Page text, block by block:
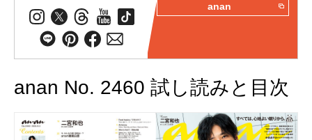
anan
anan No. 2460 試し読みと目次